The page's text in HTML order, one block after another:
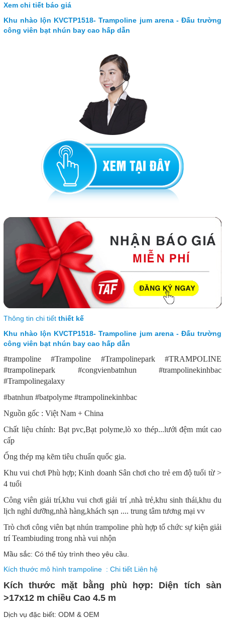
Xem chi tiết báo giá
Khu nhào lộn KVCTP1518- Trampoline jum arena - Đấu trường
công viên bạt nhún bay cao hấp dẫn
Thông tin chi tiết thiết kế
Khu nhào lộn KVCTP1518- Trampoline jum arena - Đấu trường
công viên bạt nhún bay cao hấp dẫn
#trampoline #Trampoline #Trampolinepark #TRAMPOLINE
#trampolinepark #congvienbatnhun #trampolinekinhbac
#Trampolinegalaxy
#batnhun #batpolyme #trampolinekinhbac
Nguồn gốc : Việt Nam + China
Chất liệu chính: Bạt pvc,Bạt polyme,lò xo thép...lưới đệm mút cao
cấp
Ống thép mạ kẽm tiêu chuẩn quốc gia.
Khu vui chơi Phù hợp; Kinh doanh Sân chơi cho trẻ em độ tuổi từ >
4 tuổi
Công viên giải trí,khu vui chơi giải trí ,nhà trẻ,khu sinh thái,khu du
lịch nghỉ dưỡng,nhà hàng,khách sạn .... trung tâm tương mại vv
Trò chơi công viên bạt nhún trampoline phù hợp tổ chức sự kiện giải
trí Teambiuding trong nhà vui nhộn
Mầu sắc: Có thể tủy trình theo yêu cầu.
Kích thước mô hình trampoline : Chi tiết Liên hệ
Kích thước mặt bằng phù hợp: Diện tích sàn
>17x12 m chiều Cao 4.5 m
Dịch vụ đặc biết: ODM & OEM